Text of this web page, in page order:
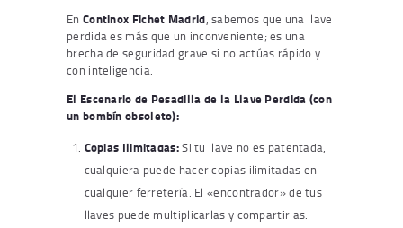
En Continox Fichet Madrid, sabemos que una llave
perdida es más que un inconveniente; es una
brecha de seguridad grave si no actúas rápido y
con inteligencia.
El Escenario de Pesadilla de la Llave Perdida (con
un bombín obsoleto):
Copias Ilimitadas:Si tu llave no es patentada,
cualquiera puede hacer copias ilimitadas en
cualquier ferretería. El «encontrador» de tus
llaves puede multiplicarlas y compartirlas.